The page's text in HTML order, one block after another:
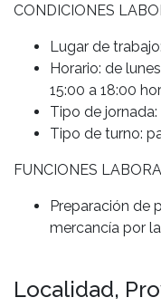
CONDICIONES
Lugar de
Horario: de
15:00 a 18:00
Tipo de
Tipo de turno:
FUNCIONES
Preparación de
mercancía por
Localidad,